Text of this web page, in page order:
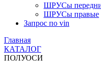
ШРУСы
ШРУСы правые
Запрос по vin
Главная
КАТАЛОГ
ПОЛУОСИ